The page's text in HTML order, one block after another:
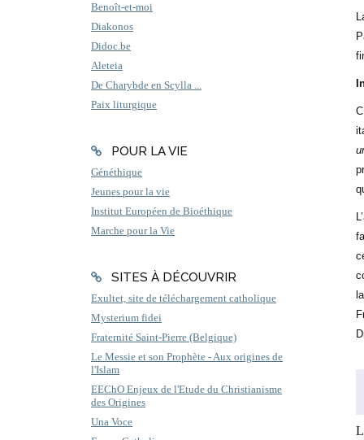
Benoît-et-moi
Diakonos
Didoc.be
Aleteia
De Charybde en Scylla ...
Paix liturgique
POUR LA VIE
Généthique
Jeunes pour la vie
Institut Européen de Bioéthique
Marche pour la Vie
SITES À DÉCOUVRIR
Exultet, site de téléchargement catholique
Mysterium fidei
Fraternité Saint-Pierre (Belgique)
Le Messie et son Prophète - Aux origines de
l'Islam
EEChO Enjeux de l'Etude du Christianisme
des Origines
Una Voce